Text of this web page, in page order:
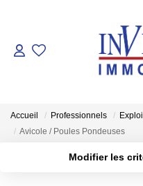
Accueil Professionnels
Avicole / Poules Pondeuses
Modifier les